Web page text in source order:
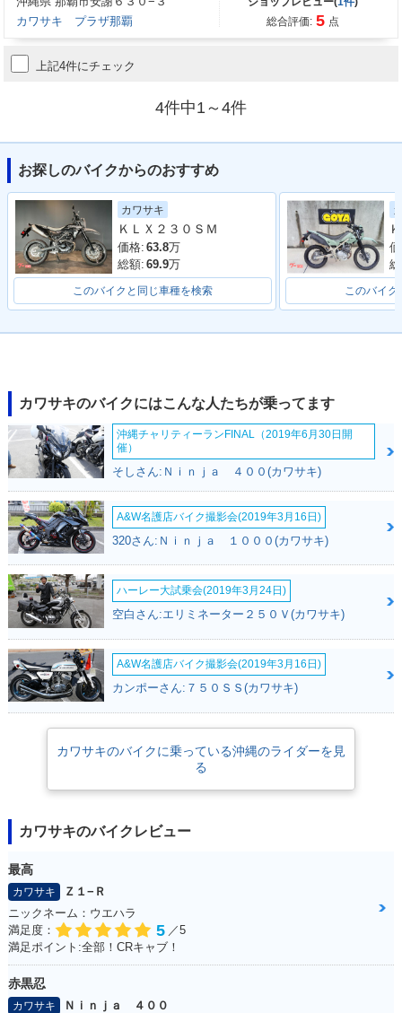
カワサキ プラザ那覇
総合評価: 5 点
上記4件にチェック
4件中1～4件
お探しのバイクからのおすすめ
カワサキ
ＫＬＸ２３０ＳＭ
価格: 63.8万
総額: 69.9万
このバイクと同じ車種を検索 このバイク
カワサキのバイクにはこんな人たちが乗ってます
沖縄チャリティーランFINAL（2019年6月30日開
催）
そしさん:Ｎｉｎｊａ ４００(カワサキ)
A&W名護店バイク撮影会(2019年3月16日)
320さん:Ｎｉｎｊａ １０００(カワサキ)
ハーレー大試乗会(2019年3月24日)
空白さん:エリミネーター２５０Ｖ(カワサキ)
A&W名護店バイク撮影会(2019年3月16日)
カンポーさん:７５０ＳＳ(カワサキ)
カワサキのバイクに乗っている沖縄のライダーを見
る
カワサキのバイクレビュー
最高
カワサキ
Ｚ１−Ｒ
ニックネーム：ウエハラ
満足度：
5 ／5
満足ポイント:全部！CRキャブ！
赤黒忍
カワサキ
Ｎｉｎｊａ ４００